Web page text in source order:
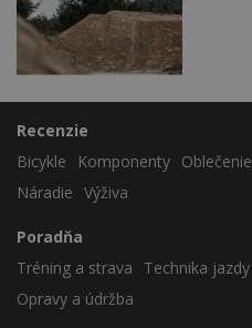
Recenzie
Bicykle
Komponenty Oblečenie
Náradie Výživa
Poradňa
Tréning a strava
Technika jazdy
Opravy a údržba